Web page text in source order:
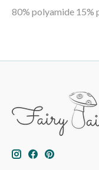
80% polyamide 15%